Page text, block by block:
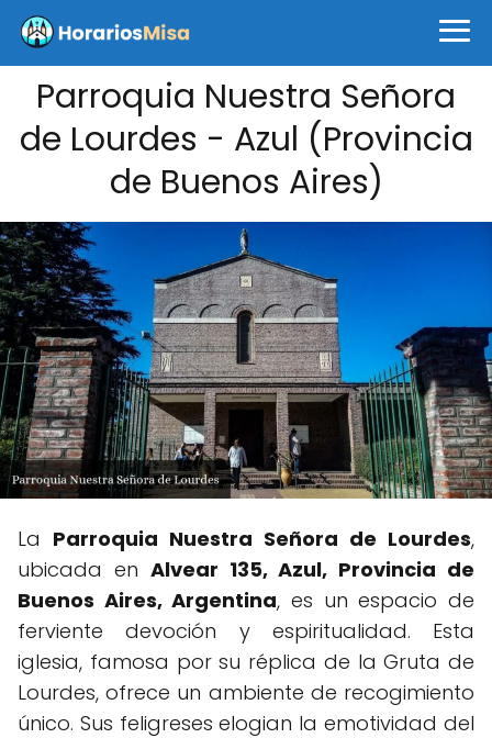
Parroquia Nuestra Señora
de Lourdes - Azul (Provincia
de Buenos Aires)
La Parroquia Nuestra Señora de Lourdes,
ubicada en Alvear 135, Azul, Provincia de
Buenos Aires, Argentina, es un espacio de
ferviente devoción y espiritualidad. Esta
iglesia, famosa por su réplica de la Gruta de
Lourdes, ofrece un ambiente de recogimiento
único. Sus feligreses elogian la emotividad del